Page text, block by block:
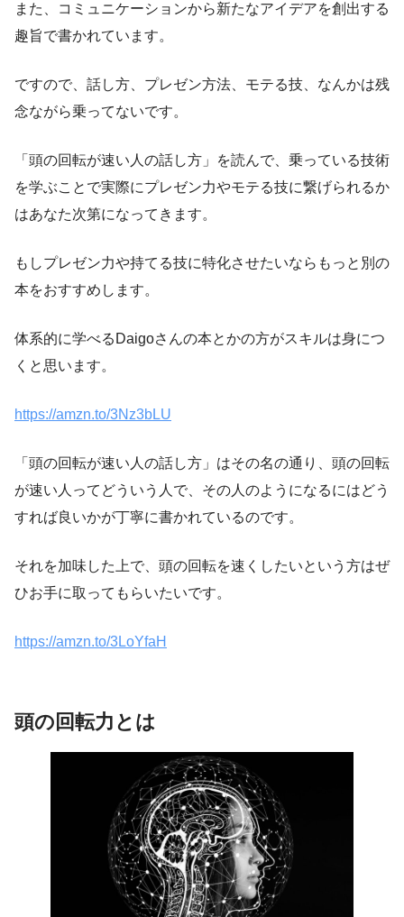
また、コミュニケーションから新たなアイデアを創出する
趣旨で書かれています。
ですので、 話し方、プレゼン方法、モテる技、なんかは残
念ながら乗ってないです。
「頭の回転が速い人の話し方」を読んで、乗っている技術
を学ぶことで実際にプレゼン力やモテる技に繋げられるか
はあなた次第になってきます。
もしプレゼン力や持てる技に特化させたいならもっと別の
本をおすすめします。
体系的に学べるDaigoさんの本とかの方がスキルは身につ
くと思います。
https://amzn.to/3Nz3bLU
「頭の回転が速い人の話し方」はその名の通り、頭の回転
が速い人ってどういう人で、その人のようになるにはどう
すれば良いかが丁寧に書かれているのです。
それを加味した上で、頭の回転を速くしたいという方はぜ
ひお手に取ってもらいたいです。
https://amzn.to/3LoYfaH
頭の回転力とは